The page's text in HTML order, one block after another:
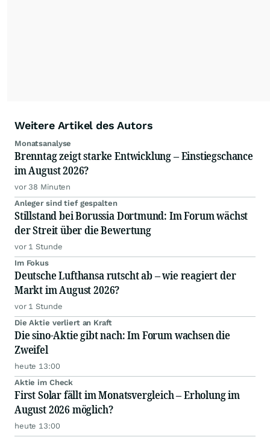
Weitere Artikel des Autors
Monatsanalyse
Brenntag zeigt starke Entwicklung – Einstiegschance
im August 2026?
vor 38 Minuten
Anleger sind tief gespalten
Stillstand bei Borussia Dortmund: Im Forum wächst
der Streit über die Bewertung
vor 1 Stunde
Im Fokus
Deutsche Lufthansa rutscht ab – wie reagiert der
Markt im August 2026?
vor 1 Stunde
Die Aktie verliert an Kraft
Die sino-Aktie gibt nach: Im Forum wachsen die
Zweifel
heute 13:00
Aktie im Check
First Solar fällt im Monatsvergleich – Erholung im
August 2026 möglich?
heute 13:00